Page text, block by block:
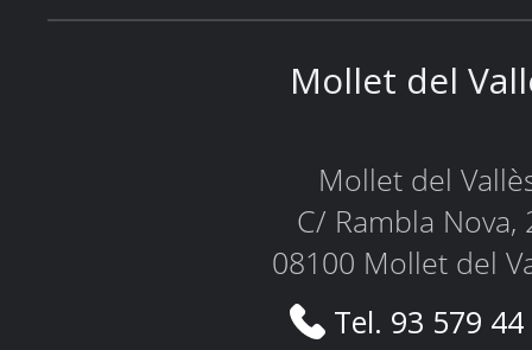
Mollet del
Mollet del
C/ Rambla Nova,
08100 Mollet del
Tel. 93 579